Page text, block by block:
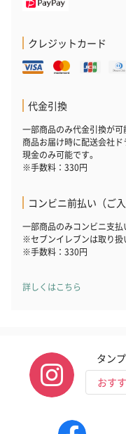
す。
いぶりがっことチーズ
のオイル漬（981円）
クレジットカード
代金引換
一部商品のみ代金引換が可
商品お届け時に配送会社
現金のみ可能です。
※手数料：330円
コンビニ前払い（ご
一部商品のみコンビニ支払
※セブンイレブンは取り扱
※手数料：330円
詳しくはこちら
タン
おす